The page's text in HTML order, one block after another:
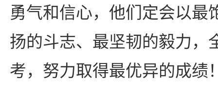
勇气和信心，他们定会以最
扬的斗志、最坚韧的毅力，
考，努力取得最优异的成绩